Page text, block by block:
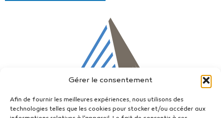
Gérer le consentement
Afin de fournir les meilleures expériences, nous utilisons des
technologies telles que les cookies pour stocker et/ou accéder aux